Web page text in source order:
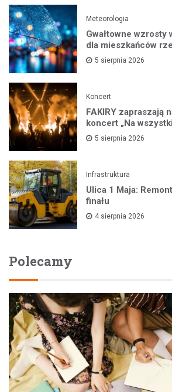
Meteorologia
Gwałtowne wzrosty
dla mieszkańców
5 sierpnia 2026
Koncert
FAKIRY zapraszają
koncert „Na
5 sierpnia 2026
Infrastruktura
Ulica 1 Maja:
finału
4 sierpnia 2026
Polecamy